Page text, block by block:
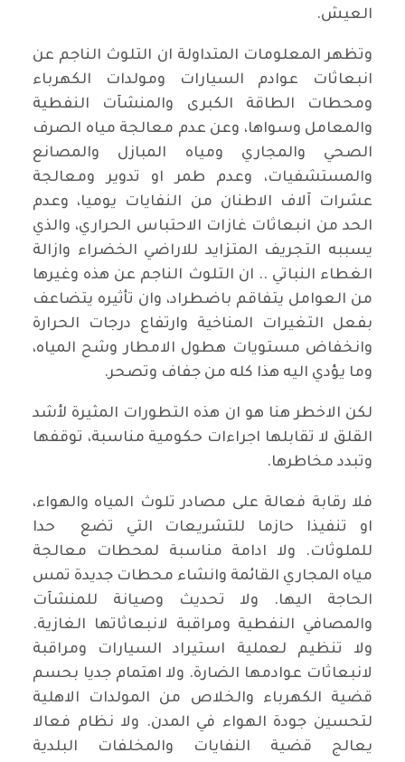
العيش.
وتظهر المعلومات المتداولة ان التلوث الناجم عن
انبعاثات عوادم السيارات ومولدات الكهرباء
ومحطات الطاقة الكبرى والمنشآت النفطية
والمعامل وسواها، وعن عدم معالجة مياه الصرف
الصحي والمجاري ومياه المبازل والمصانع
والمستشفيات، وعدم طمر او تدوير ومعالجة
عشرات آلاف الاطنان من النفايات يوميا، وعدم
الحد من انبعاثات غازات الاحتباس الحراري، والذي
يسببه التجريف المتزايد للاراضي الخضراء وازالة
الغطاء النباتي .. ان التلوث الناجم عن هذه وغيرها
من العوامل يتفاقم باضطراد، وان تأثيره يتضاعف
بفعل التغيرات المناخية وارتفاع درجات الحرارة
وانخفاض مستويات هطول الامطار وشح المياه،
وما يؤدي اليه هذا كله من جفاف وتصحر.
لكن الاخطر هنا هو ان هذه التطورات المثيرة لأشد
القلق لا تقابلها اجراءات حكومية مناسبة، توقفها
وتبدد مخاطرها.
فلا رقابة فعالة على مصادر تلوث المياه والهواء،
او تنفيذا حازما للتشريعات التي تضع حدا
للملوثات. ولا ادامة مناسبة لمحطات معالجة
مياه المجاري القائمة وانشاء محطات جديدة تمس
الحاجة اليها. ولا تحديث وصيانة للمنشآت
والمصافي النفطية ومراقبة لانبعاثاتها الغازية.
ولا تنظيم لعملية استيراد السيارات ومراقبة
لانبعاثات عوادمها الضارة. ولا اهتمام جديا بحسم
قضية الكهرباء والخلاص من المولدات الاهلية
لتحسين جودة الهواء في المدن. ولا نظام فعالا
يعالج قضية النفايات والمخلفات البلدية